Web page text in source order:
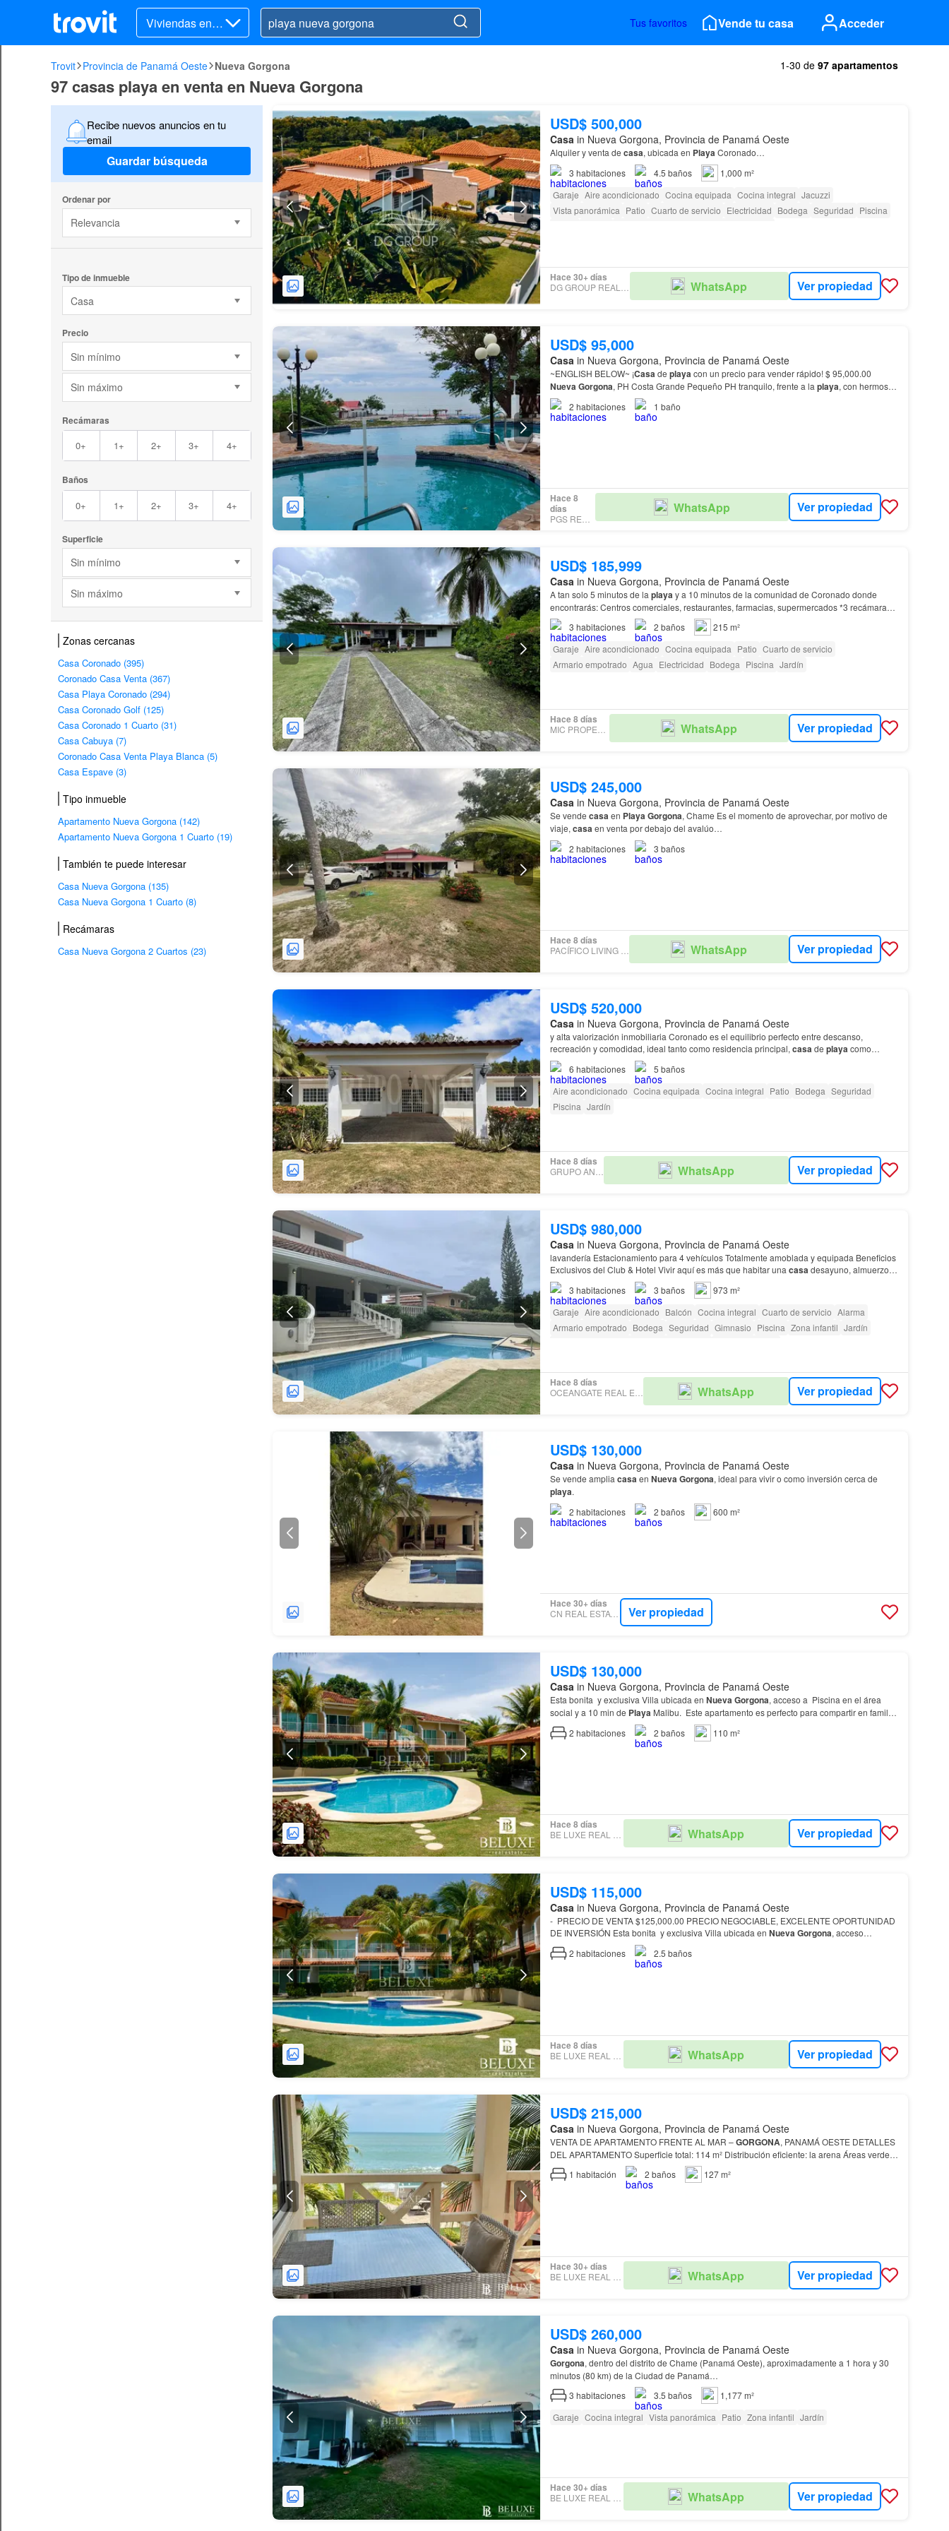
Viviendas en v
enta
Tus favoritos Vende tu casa Acceder
Trovit Provincia de Panamá Oeste Nueva Gorgona 1-30 de 97 apartamentos
97 casas playa en venta en Nueva Gorgona
Recibe nuevos anuncios en tu
email
Guardar búsqueda
Ordenar por
Relevancia
Tipo de inmueble
Casa
Precio
Sin mínimo
Sin máximo
Recámaras
0+ 1+ 2+ 3+ 4+
Baños
0+ 1+ 2+ 3+ 4+
Superficie
Sin mínimo
Sin máximo
Zonas cercanas
Casa Coronado (395)
Coronado Casa Venta (367)
Casa Playa Coronado (294)
Casa Coronado Golf (125)
Casa Coronado 1 Cuarto (31)
Casa Cabuya (7)
Coronado Casa Venta Playa Blanca (5)
Casa Espave (3)
Tipo inmueble
Apartamento Nueva Gorgona (142)
Apartamento Nueva Gorgona 1 Cuarto (19)
También te puede interesar
Casa Nueva Gorgona (135)
Casa Nueva Gorgona 1 Cuarto (8)
Recámaras
Casa Nueva Gorgona 2 Cuartos (23)
USD$ 500,000
Casain Nueva Gorgona, Provincia de Panamá Oeste
Alquiler y venta de casa, ubicada en PlayaCoronado…
3 habitaciones 4.5 baños
1,000 m²
Garaje Aire acondicionado Cocina equipada Cocina integral Jacuzzi
Vista panorámica Patio Cuarto de servicio Electricidad Bodega Seguridad Piscina
Hace 30+ días
DG GROUP REAL ESTATE WhatsApp Ver propiedad
USD$ 95,000
Casa in Nueva Gorgona, Provincia de Panamá Oeste
~ENGLISH BELOW~ ¡Casade playacon un precio para vender rápido! $ 95,000.00
NuevaGorgona , PH Costa Grande Pequeño PH tranquilo, frente a la playa, con hermosas
vistas del mar Tu sueño se vuelve realidad: el mejor…
2 habitaciones 1 baño
Hace 8
días
PGS REALTY
WhatsApp Ver propiedad
USD$ 185,999
Casa in Nueva Gorgona, Provincia de Panamá Oeste
A tan solo 5 minutos de la playay a 10 minutos de la comunidad de Coronado donde
encontrarás: Centros comerciales, restaurantes, farmacias, supermercados *3 recámaras
*2 baños *Sala Comedor *Cocina *Lavandería *Terraza front…
3 habitaciones 2 baños
215 m²
Garaje Aire acondicionado Cocina equipada Patio Cuarto de servicio
Armario empotrado Agua Electricidad Bodega Piscina Jardín
Hace 8 días
MIC PROPERTIES WhatsApp Ver propiedad
USD$ 245,000
Casa in Nueva Gorgona, Provincia de Panamá Oeste
Se vende casaen PlayaGorgona, Chame Es el momento de aprovechar, por motivo de
viaje, casaen venta por debajo del avalúo…
2 habitaciones 3 baños
Hace 8 días
PACÍFICO LIVING REALTY WhatsApp Ver propiedad
USD$ 520,000
Casa in Nueva Gorgona, Provincia de Panamá Oeste
y alta valorización inmobiliaria Coronado es el equilibrio perfecto entre descanso,
recreación y comodidad, ideal tanto como residencia principal, casade playacomo
inversión.
6 habitaciones 5 baños
Aire acondicionado Cocina equipada Cocina integral Patio Bodega Seguridad
Piscina Jardín
Hace 8 días
GRUPO ANISSA WhatsApp Ver propiedad
USD$ 980,000
Casa in Nueva Gorgona, Provincia de Panamá Oeste
lavandería Estacionamiento para 4 vehículos Totalmente amoblada y equipada Beneficios
Exclusivos del Club & Hotel Vivir aquí es más que habitar una casadesayuno, almuerzo y
cena buffet o a la carta Restaurante en el Se…
3 habitaciones 3 baños
973 m²
Garaje Aire acondicionado Balcón Cocina integral Cuarto de servicio Alarma
Armario empotrado Bodega Seguridad Gimnasio Piscina Zona infantil Jardín
Hace 8 días
OCEANGATE REAL ESTATE S.A. WhatsApp Ver propiedad
USD$ 130,000
Casa in Nueva Gorgona, Provincia de Panamá Oeste
Se vende amplia casaen NuevaGorgona, ideal para vivir o como inversión cerca de
playa.
2 habitaciones 2 baños 600 m²
Hace 30+ días
CN REAL ESTATE INC Ver propiedad
USD$ 130,000
Casa in Nueva Gorgona, Provincia de Panamá Oeste
Esta bonita y exclusiva Villa ubicada en NuevaGorgona, acceso a Piscina en el área
social y a 10 min de Playa Malibu. Este apartamento es perfecto para compartir en familia
y disfrutar de la maravillosa
que nos ofre…
2 habitaciones 2 baños 110 m²
Hace 8 días
WhatsApp Ver propiedad
USD$ 115,000
Casa in Nueva Gorgona, Provincia de Panamá Oeste
- PRECIO DE VENTA $125,000.00 PRECIO NEGOCIABLE, EXCELENTE OPORTUNIDAD
DE INVERSIÓN Esta bonita y exclusiva Villa ubicada en NuevaGorgona, acceso
a Piscina en el área social y a 10 min de
2 habitaciones 2.5 baños
Hace 8 días
WhatsApp Ver propiedad
USD$ 215,000
Casa in Nueva Gorgona, Provincia de Panamá Oeste
VENTA DE APARTAMENTO FRENTE AL MAR –GORGONA, PANAMÁ OESTE DETALLES
DEL APARTAMENTO Superficie total: 114 m² Distribución eficiente: la arena Áreas verdes
ajardinadas Zonas de BBQ Rancho / Gazebo par…
1 habitación 2 baños 127 m²
Hace 30+ días
WhatsApp Ver propiedad
USD$ 260,000
Casa in Nueva Gorgona, Provincia de Panamá Oeste
Gorgona, dentro del distrito de Chame (Panamá Oeste), aproximadamente a 1 hora y 30
minutos (80 km) de la Ciudad de Panamá…
3 habitaciones 3.5 baños
1,177 m²
Garaje Cocina integral Vista panorámica Patio Zona infantil Jardín
Hace 30+ días
WhatsApp Ver propiedad